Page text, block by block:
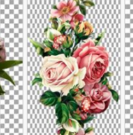
عکس گلبرگ دوربری
شده
تومان
90,000